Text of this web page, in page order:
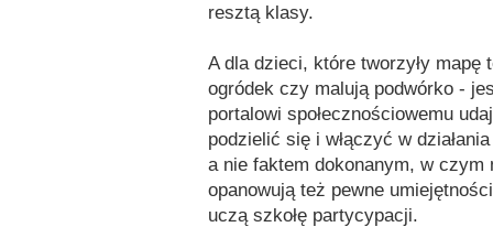
resztą klasy.
A dla dzieci, które tworzyły
ogródek czy malują podwórko -
portalowi społecznościowemu
podzielić się i włączyć w
a nie faktem dokonanym, w
opanowują też pewne
uczą szkołę partycypacji.